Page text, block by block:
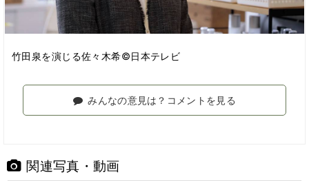
竹田泉を演じる佐々木希©日本テレビ
みんなの意見は？コメントを見る
関連写真・動画